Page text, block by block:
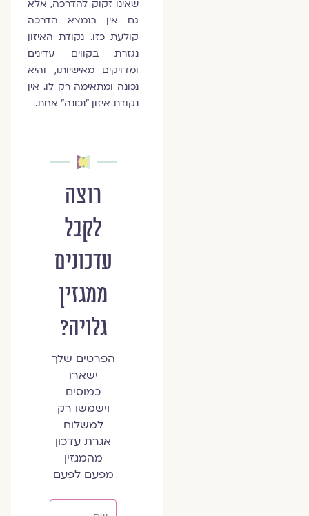
שאינו זקוק להדרכה, אלא
גם אין בנמצא הדרכה
קולעת כזו. נקודת האיזון
נגזרת בקווים עדינים
ומדויקים מאישיותו, והיא
נכונה ומתאימה רק לו. אין
נקודת איזון "נכונה" אחת.
רוצה
לקבל
עדכונים
ממגזין
גלויה?
הפרטים שלך
ישארו
כמוסים
וישמשו רק
למשלוח
אגרת עדכון
מהמגזין
מפעם לפעם